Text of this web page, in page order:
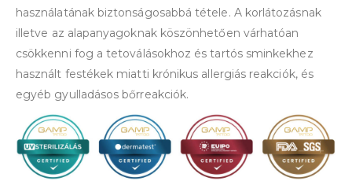
használatának biztonságosabbá tétele. A korlátozásnak
illetve az alapanyagoknak köszönhetően várhatóan
csökkenni fog a tetoválásokhoz és tartós sminkekhez
használt festékek miatti krónikus allergiás reakciók, és
egyéb gyulladásos bőrreakciók.